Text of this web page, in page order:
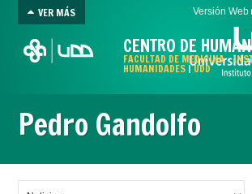
Versión Web
VER MÁS
CENTRO DE
FACULTAD DE MEDICINA-
HUMANIDADES |UDD
Pedro Gandolfo